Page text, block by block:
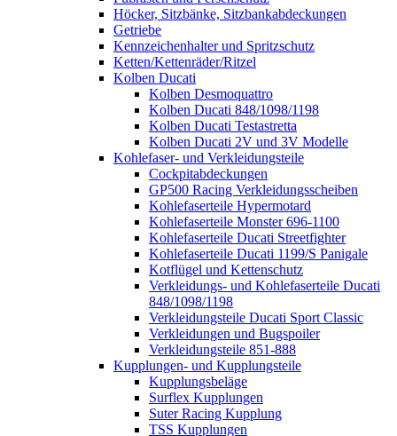
Höcker, Sitzbänke, Sitzbankabdeckungen
Getriebe
Kennzeichenhalter und Spritzschutz
Ketten/Kettenräder/Ritzel
Kolben Ducati
Kolben Desmoquattro
Kolben Ducati 848/1098/1198
Kolben Ducati Testastretta
Kolben Ducati 2V und 3V Modelle
Kohlefaser- und Verkleidungsteile
Cockpitabdeckungen
GP500 Racing Verkleidungsscheiben
Kohlefaserteile Hypermotard
Kohlefaserteile Monster 696-1100
Kohlefaserteile Ducati Streetfighter
Kohlefaserteile Ducati 1199/S Panigale
Kotflügel und Kettenschutz
Verkleidungs- und Kohlefaserteile Ducati
848/1098/1198
Verkleidungsteile Ducati Sport Classic
Verkleidungen und Bugspoiler
Verkleidungsteile 851-888
Kupplungen- und Kupplungsteile
Kupplungsbeläge
Surflex Kupplungen
Suter Racing Kupplung
TSS Kupplungen